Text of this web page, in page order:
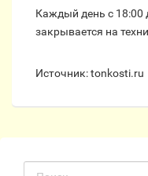
Каждый день с 18:00
закрывается на
Источник: tonkosti.ru